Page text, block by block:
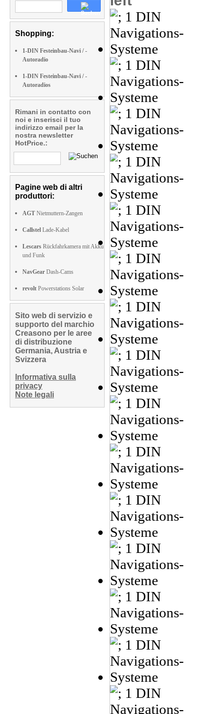
Shopping:
1-DIN Festeinbau-Navi / -
Autoradio
1-DIN Festeinbau-Navi / -
Autoradios
Rimani in contatto con
noi e inserisci il tuo
indirizzo email per la
nostra newsletter
HotPrice.:
Pagine web di altri
produttori:
AGT Nietmuttern-Zangen
Callstel Lade-Kabel
Lescars Rückfahrkamera mit Akku
und Funk
NavGear Dash-Cams
revolt Powerstations Solar
Sito web di servizio e
supporto del marchio
Creasono per le aree
di distribuzione
Germania, Austria e
Svizzera
Informativa sulla
privacy
Note legali